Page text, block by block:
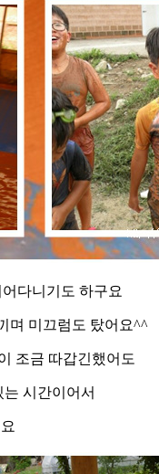
다니기도 하구요
며 미끄럼도 탔어요^^
조금 따갑긴했어도
시간이어서